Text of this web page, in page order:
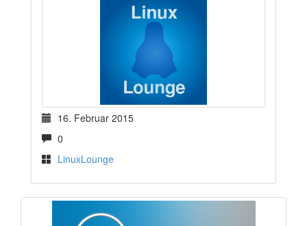
16. Februar 2015
0
LinuxLounge